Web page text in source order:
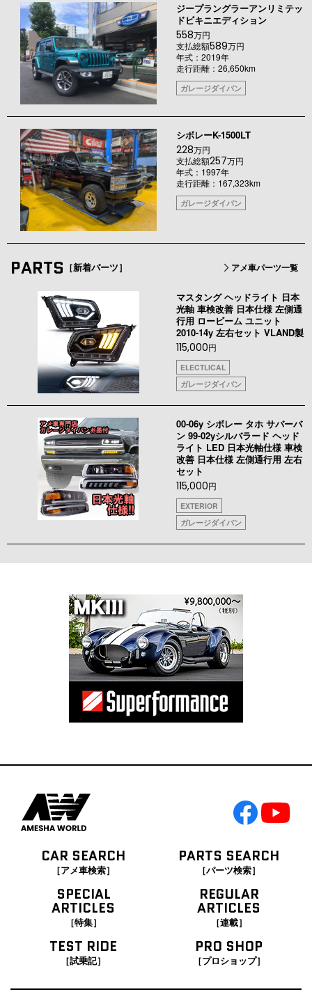
ジープラングラーアンリミテッ
ドビキニエディション
558万円
支払総額589万円
年式：2019年
走行距離：26,650km
ガレージダイバン
シボレーK-1500LT
228万円
支払総額257万円
年式：1997年
走行距離：167,323km
ガレージダイバン
PARTS ［新着パーツ］ アメ車パーツ一覧
マスタング ヘッドライト 日本
光軸 車検改善 日本仕様 左側通
行用 ロービーム ユニット
2010-14y 左右セット VLAND製
115,000円
ELECTLICAL
ガレージダイバン
00-06y シボレー タホ サバーバ
ン 99-02yシルバラード ヘッド
ライト LED 日本光軸仕様 車検
改善 日本仕様 左側通行用 左右
セット
115,000円
EXTERIOR
ガレージダイバン
CAR SEARCH
［アメ車検索］
PARTS SEARCH
［パーツ検索］
SPECIAL
ARTICLES
［特集］
REGULAR
ARTICLES
［連載］
TEST RIDE
［試乗記］
PRO SHOP
［プロショップ］